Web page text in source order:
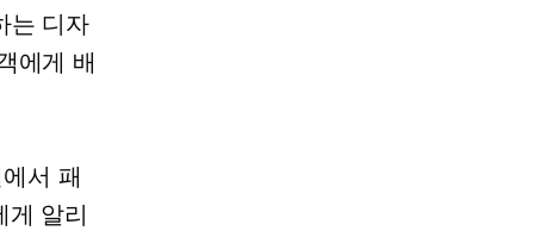
는 디자
에게 배
서 패
알리